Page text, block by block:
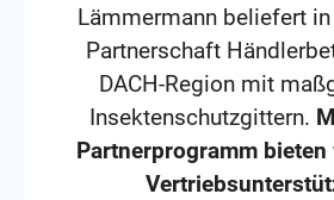
Lämmermann beliefert
Partnerschaft
DACH-Region mit
Insektenschutzgittern.
Partnerprogramm